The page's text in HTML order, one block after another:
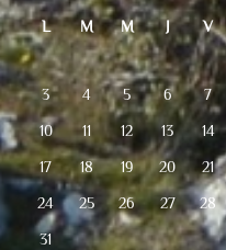
L M M J V
3 4 5 6 7
10 11 12 13 14
17 18 19 20 21
24 25 26 27 28
31